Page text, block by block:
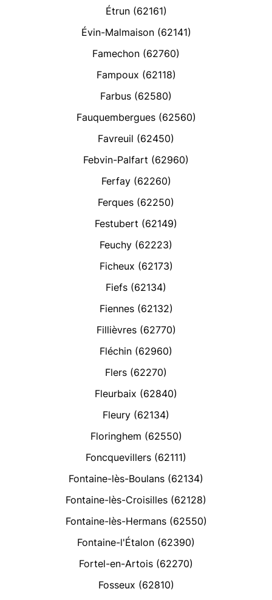
Étrun (62161)
Évin-Malmaison (62141)
Famechon (62760)
Fampoux (62118)
Farbus (62580)
Fauquembergues (62560)
Favreuil (62450)
Febvin-Palfart (62960)
Ferfay (62260)
Ferques (62250)
Festubert (62149)
Feuchy (62223)
Ficheux (62173)
Fiefs (62134)
Fiennes (62132)
Fillièvres (62770)
Fléchin (62960)
Flers (62270)
Fleurbaix (62840)
Fleury (62134)
Floringhem (62550)
Foncquevillers (62111)
Fontaine-lès-Boulans (62134)
Fontaine-lès-Croisilles (62128)
Fontaine-lès-Hermans (62550)
Fontaine-l'Étalon (62390)
Fortel-en-Artois (62270)
Fosseux (62810)